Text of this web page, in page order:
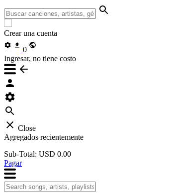
Crear una cuenta
0
Ingresar, no tiene costo
Close
Agregados recientemente
Sub-Total: USD 0.00
Pagar